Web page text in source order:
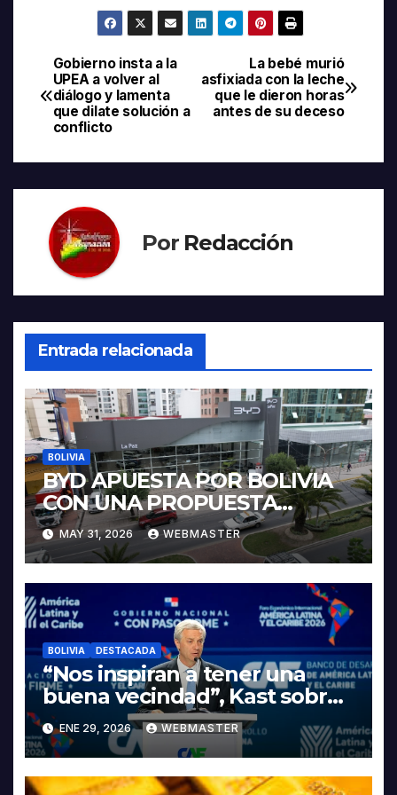
Navegación
de
La bebé murió
asfixiada con la leche
que le dieron horas
antes de su deceso
Gobierno insta a la
UPEA a volver al
diálogo y lamenta
que dilate solución a
conflicto
Por Redacción
Entrada relacionada
BOLIVIA
BYD APUESTA POR BOLIVIA
CON UNA PROPUESTA
INTEGRAL PARA IMPULSAR
LA ELECTROMOVILIDAD Y LA
INDUSTRIALIZACIÓN DEL
LITIO
MAY 31, 2026 WEBMASTER
BOLIVIA DESTACADA
“Nos inspiran a tener una
buena vecindad”, Kast sobre
discurso del presidente
Rodrigo Paz
ENE 29, 2026 WEBMASTER